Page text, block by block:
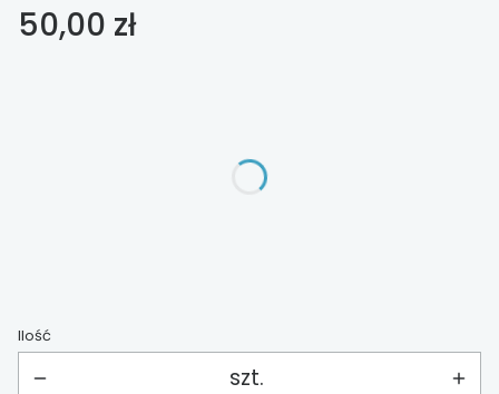
Cena
50,00 zł
Ilość
szt.